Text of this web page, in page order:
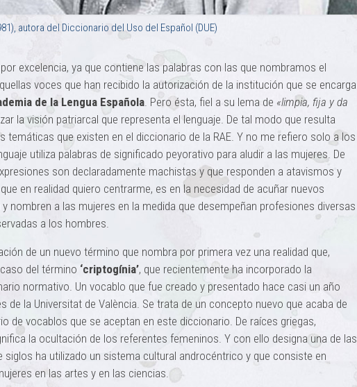
autora del Diccionario del Uso del Español (DUE)
excelencia, ya que contiene las palabras con las que nombramos el
voces que han recibido la autorización de la institución que se encarga
de la Lengua Española. Pero ésta, fiel a su lema de «limpia, fija y da
la visión patriarcal que representa el lenguaje. De tal modo que resulta
temáticas que existen en el diccionario de la RAE. Y no me refiero solo a los
utiliza palabras de significado peyorativo para aludir a las mujeres. De
son declaradamente machistas y que responden a atavismos y
en realidad quiero centrarme, es en la necesidad de acuñar nuevos
nombren a las mujeres en la medida que desempeñan profesiones diversas
a los hombres.
de un nuevo término que nombra por primera vez una realidad que,
del término ‘criptogínia’, que recientemente ha incorporado la
normativo. Un vocablo que fue creado y presentado hace casi un año
de la Universitat de València. Se trata de un concepto nuevo que acaba de
de vocablos que se aceptan en este diccionario. De raíces griegas,
la ocultación de los referentes femeninos. Y con ello designa una de las
ha utilizado un sistema cultural androcéntrico y que consiste en
en las artes y en las ciencias.